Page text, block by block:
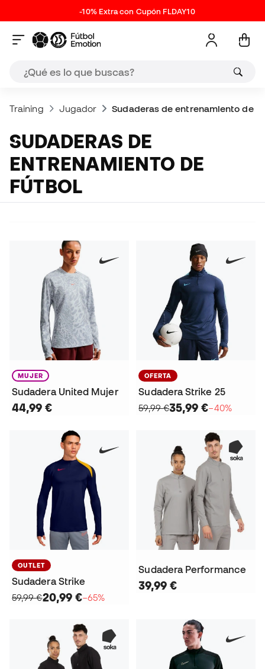
-10% Extra con Cupón FLDAY10
Training Jugador Sudaderas de entrenamiento de
SUDADERAS DE
ENTRENAMIENTO DE
FÚTBOL
MUJER
Sudadera United Mujer
44,99 €
OFERTA
Sudadera Strike 25
59,99 €35,99 €−40%
OUTLET
Sudadera Strike
59,99 €20,99 €−65%
Sudadera Performance
39,99 €